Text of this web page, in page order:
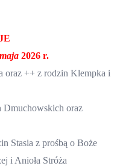
maja 2026 r.
oraz ++ z rodzin Klempka i
oraz
Stasia z prośbą o Boże
i Anioła Stróża